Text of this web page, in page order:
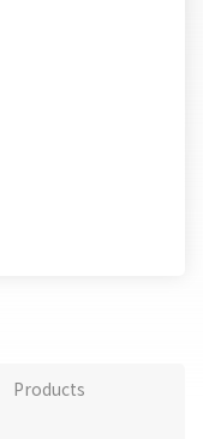
Products